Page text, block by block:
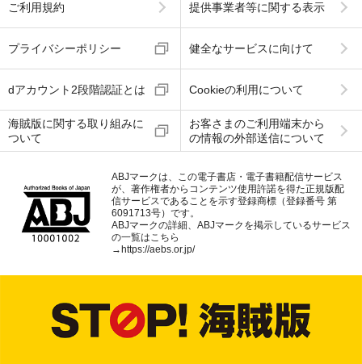
ご利用規約 提供事業者等に関する表示
プライバシーポリシー 健全なサービスに向けて
dアカウント2段階認証とは Cookieの利用について
海賊版に関する取り組みに
ついて
お客さまのご利用端末から
の情報の外部送信について
ABJマークは、この電子書店・電子書籍配信サービス
が、著作権者からコンテンツ使用許諾を得た正規版配
信サービスであることを示す登録商標（登録番号 第
6091713号）です。
ABJマークの詳細、ABJマークを掲示しているサービス
の一覧はこちら
→ https://aebs.or.jp/